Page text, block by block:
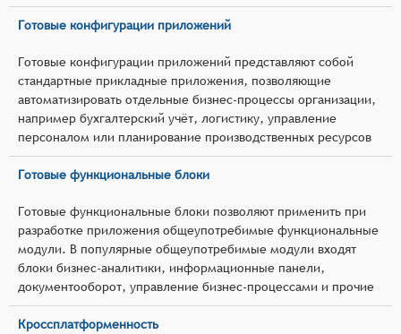
Готовые конфигурации приложений
Готовые конфигурации приложений представляют собой
стандартные прикладные приложения, позволяющие
автоматизировать отдельные бизнес-процессы организации,
например бухгалтерский учёт, логистику, управление
персоналом или планирование производственных ресурсов
Готовые функциональные блоки
Готовые функциональные блоки позволяют применить при
разработке приложения общеупотребимые функциональные
модули. В популярные общеупотребимые модули входят
блоки бизнес-аналитики, информационные панели,
документооборот, управление бизнес-процессами и прочие
Кроссплатформенность